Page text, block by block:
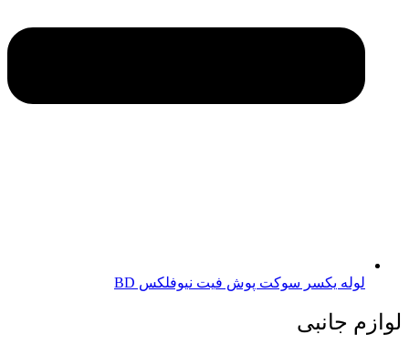
لوله یکسر سوکت پوش فیت نیوفلکس BD
لوازم جانبی